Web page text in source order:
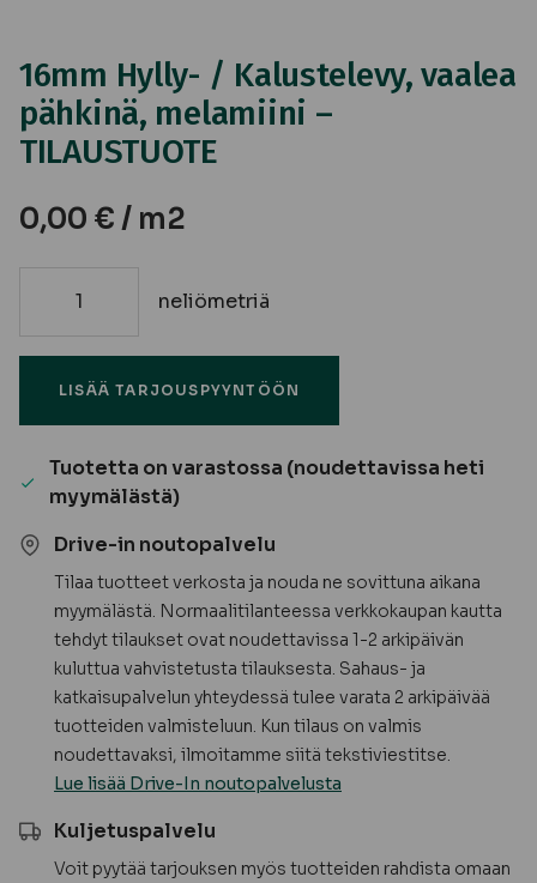
16mm Hylly- / Kalustelevy, vaalea
pähkinä, melamiini –
TILAUSTUOTE
0,00 € / m2
Kalustelevy,
vaalea
pähkinä,
melamiini
TILAUSTUOTE
määrä
neliömetriä
LISÄÄ TARJOUSPYYNTÖÖN
Tuotetta on varastossa (noudettavissa heti
myymälästä)
Drive-in noutopalvelu
Tilaa tuotteet verkosta ja nouda ne sovittuna aikana
myymälästä. Normaalitilanteessa verkkokaupan kautta
tehdyt tilaukset ovat noudettavissa 1-2 arkipäivän
kuluttua vahvistetusta tilauksesta. Sahaus- ja
katkaisupalvelun yhteydessä tulee varata 2 arkipäivää
tuotteiden valmisteluun. Kun tilaus on valmis
noudettavaksi, ilmoitamme siitä tekstiviestitse.
Lue lisää Drive-In noutopalvelusta
Kuljetuspalvelu
Voit pyytää tarjouksen myös tuotteiden rahdista omaan